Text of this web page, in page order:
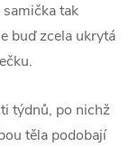
tak
buď zcela ukrytá
týdnů, po nichž
těla podobají